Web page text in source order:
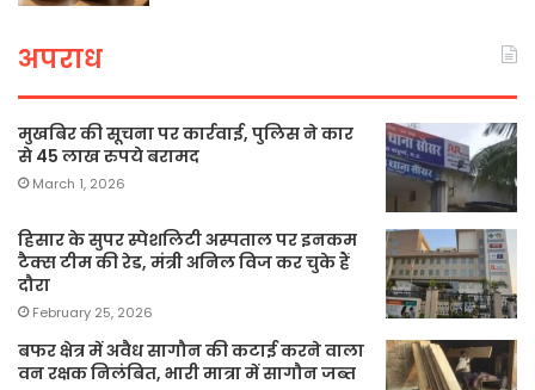
अपराध
मुखबिर की सूचना पर कार्रवाई, पुलिस ने कार
से 45 लाख रुपये बरामद
March 1, 2026
हिसार के सुपर स्पेशलिटी अस्पताल पर इनकम
टैक्स टीम की रेड, मंत्री अनिल विज कर चुके हैं
दौरा
February 25, 2026
बफर क्षेत्र में अवैध सागौन की कटाई करने वाला
वन रक्षक निलंबित, भारी मात्रा में सागौन जब्त